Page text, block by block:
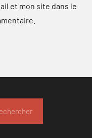
et mon site dans le